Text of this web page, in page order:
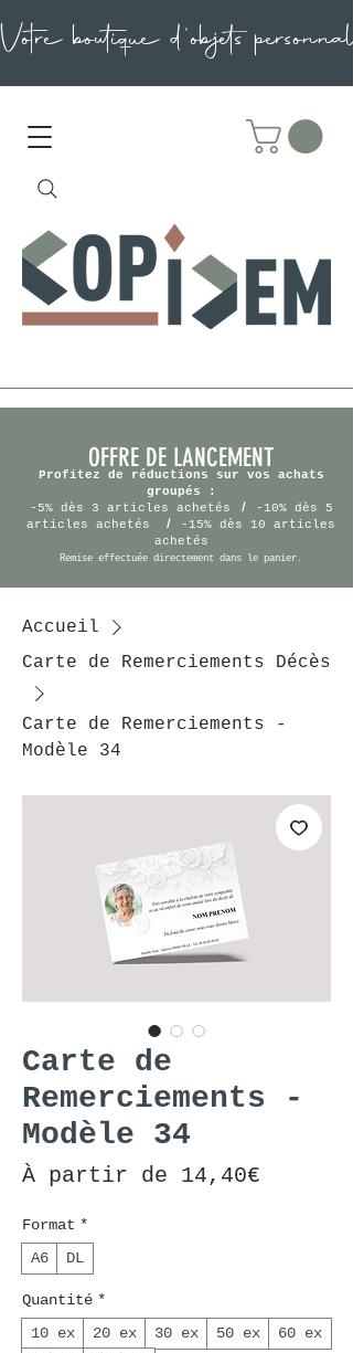
OFFRE DE LANCEMENT
Profitez de réductions sur vos achats
groupés :
-5% dès 3 articles achetés
/
-10% dès 5
articles achetés
/
-15% dès 10 articles
achetés
Remise effectuée directement dans le panier.
Accueil
Carte de Remerciements Décès
Carte de Remerciements -
Modèle 34
Carte de
Remerciements -
Modèle 34
À partir de 14,40€
Format *
A6
DL
Quantité *
10 ex
20 ex 30 ex 50 ex
60 ex